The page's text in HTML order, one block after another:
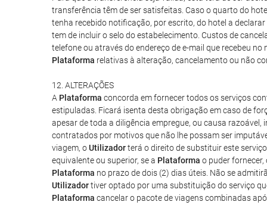
transferência têm de ser satisfeitas. Caso o quarto do
tenha recebido notificação, por escrito, do hotel a
tem de incluir o selo do estabelecimento. Custos de
telefone ou através do endereço de e-mail que recebeu
Plataforma relativas à alteração, cancelamento ou não
12. ALTERAÇÕES
A Plataforma concorda em fornecer todos os serviços
estipuladas. Ficará isenta desta obrigação em caso de
apesar de toda a diligência empregue, ou causa razoável,
contratados por motivos que não lhe possam ser
viagem, oUtilizadorterá o direito de substituir este
equivalente ou superior, se a Plataforma o puder
Plataforma no prazo de dois (2) dias úteis. Não se
Utilizadortiver optado por uma substituição do serviço
Plataforma cancelar o pacote de viagens combinadas